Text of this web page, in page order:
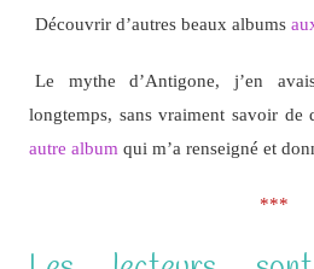
Découvrir d’autres beaux albums
Le mythe d’Antigone, j’en
longtemps, sans vraiment savoir de
autre album qui m’a renseigné et
***